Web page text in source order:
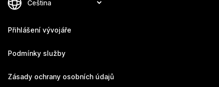
Přihlášení vývojáře
Podmínky služby
Zásady ochrany osobních údajů